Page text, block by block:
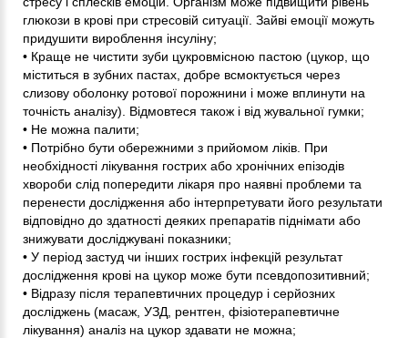
глюкози в крові при стресовій ситуації. Зайві емоції можуть
придушити вироблення інсуліну;
• Краще не чистити зуби цукровмісною пастою (цукор, що
міститься в зубних пастах, добре всмоктується через
слизову оболонку ротової порожнини і може вплинути на
точність аналізу). Відмовтеся також і від жувальної гумки;
• Не можна палити;
• Потрібно бути обережними з прийомом ліків. При
необхідності лікування гострих або хронічних епізодів
хвороби слід попередити лікаря про наявні проблеми та
перенести дослідження або інтерпретувати його результати
відповідно до здатності деяких препаратів піднімати або
знижувати досліджувані показники;
• У період застуд чи інших гострих інфекцій результат
дослідження крові на цукор може бути псевдопозитивний;
• Відразу після терапевтичних процедур і серйозних
досліджень (масаж, УЗД, рентген, фізіотерапевтичне
лікування) аналіз на цукор здавати не можна;